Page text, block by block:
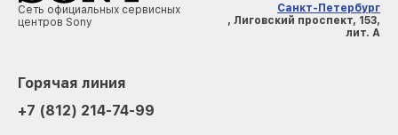
Сеть официальных сервисных
центров Sony
Санкт-Петербург
, Лиговский проспект, 153,
лит. А
Горячая линия
+7 (812) 214-74-99